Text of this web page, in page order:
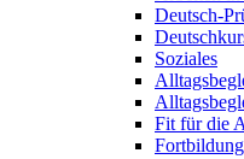
Deutsch-
Soziales
Fit für die